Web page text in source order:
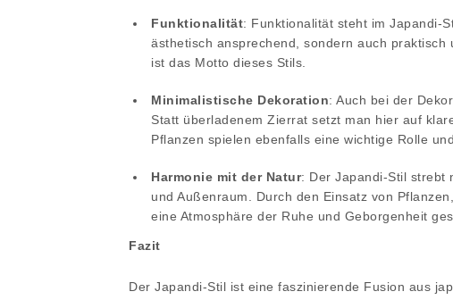
Funktionalität: Funktionalität steht im Japandi-
ästhetisch ansprechend, sondern auch
ist das Motto dieses Stils.
Minimalistische Dekoration: Auch bei der
Statt überladenem Zierrat setzt man hier auf
Pflanzen spielen ebenfalls eine wichtige Rolle
Harmonie mit der Natur: Der Japandi-Stil strebt
und Außenraum. Durch den Einsatz von
eine Atmosphäre der Ruhe und Geborgenheit
Fazit
Der Japandi-Stil ist eine faszinierende Fusion aus